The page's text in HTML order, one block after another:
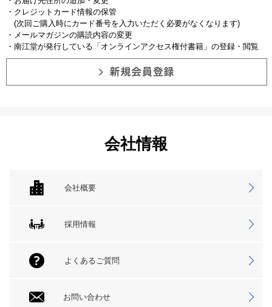
・クレジットカード情報の保管
(次回ご購入時にカード番号を入力いただく必要がなくなります)
・メールマガジンの購読内容の変更
・南江堂が発行している「オンラインアクセス権付書籍」の登録・閲覧
会社情報
会社概要
採用情報
よくあるご質問
お問い合わせ